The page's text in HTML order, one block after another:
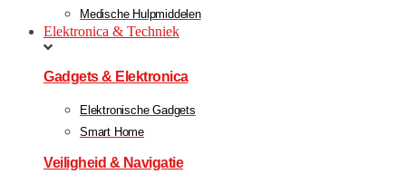
Medische Hulpmiddelen
Elektronica & Techniek
Gadgets & Elektronica
Elektronische Gadgets
Smart Home
Veiligheid & Navigatie